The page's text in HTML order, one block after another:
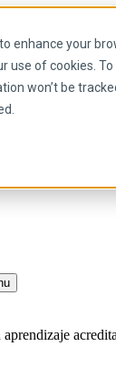
enhance your
use of cookies.
won’t be